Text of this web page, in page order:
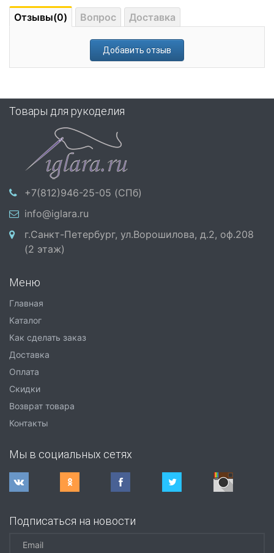
Отзывы(0) Вопрос Доставка
Добавить отзыв
Товары для рукоделия
+7(812)946-25-05 (СПб)
info@iglara.ru
г.Санкт-Петербург, ул.Ворошилова, д.2, оф.208
(2 этаж)
Меню
Главная
Каталог
Как сделать заказ
Доставка
Оплата
Скидки
Возврат товара
Контакты
Мы в социальных сетях
Подписаться на новости